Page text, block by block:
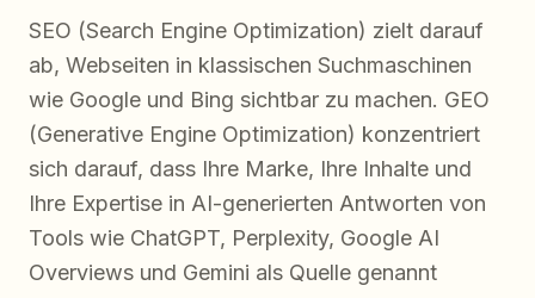
SEO (Search Engine Optimization) zielt darauf
ab, Webseiten in klassischen Suchmaschinen
wie Google und Bing sichtbar zu machen. GEO
(Generative Engine Optimization) konzentriert
sich darauf, dass Ihre Marke, Ihre Inhalte und
Ihre Expertise in AI-generierten Antworten von
Tools wie ChatGPT, Perplexity, Google AI
Overviews und Gemini als Quelle genannt